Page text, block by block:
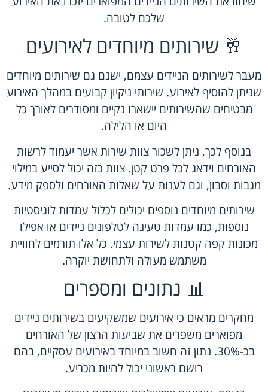
שלכם לטובה.
🥂 שירותים מיוחדים לאירועים
מעבר לשירותים הניידים עצמם, ישנם גם שירותים מיוחדים
שניתן להוסיף לאירוע. שירותי ניקיון קבועים במהלך האירוע
מבטיחים שהשירותים יישארו נקיים ומסודרים לאורך כל
היום או הלילה.
בנוסף לכך, ניתן לשכור צוות שירות אשר יעמוד לרשות
האורחים וידאג לכל פרט קטן. צוות כזה יכול לסייע במילוי
מגבות וסבון, וגם לענות על שאלות האורחים ולספק מידע.
שירותים מיוחדים נוספים יכולים לכלול עמדות לוגיסטיות
נוספות, כמו עמדות טעינה לטלפונים ניידים או אפילו
מכונות קפה קטנות לשירות עצמי. כל אלו תורמים לחוויית
משתמש מעולה ולתחושת יוקרה.
📊 נתונים ומספרים
מחקרים מראים כי אירועים שמשקיעים בשירותים ניידים
מפוארים משפרים את שביעות הרצון של האורחים
בכ-30%. נתון זה חשוב במיוחד באירועים עסקיים, בהם
רושם ראשוני יכול להיות מכריע.